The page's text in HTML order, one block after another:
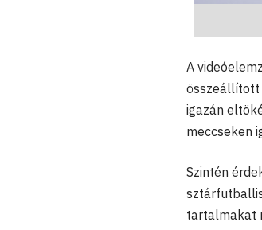
A
összeállított
igazán
meccseken
Szintén
tartalmakat